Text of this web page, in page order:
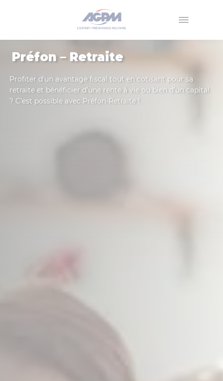
Menu
Préfon – Retraite
Profiter d'un avantage fiscal tout en cotisant pour sa
retraite et bénéficier d’une rente à vie ou bien d’un capital
? C’est possible avec Préfon-Retraite !